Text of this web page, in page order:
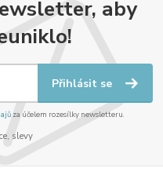
aby
Přihlásit se
za účelem rozesílky newsletteru.
slevy